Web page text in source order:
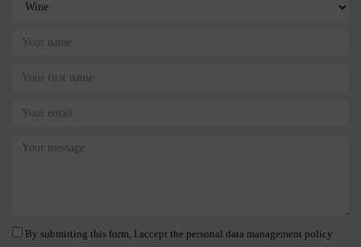
By submitting this form, I accept the personal data management policy